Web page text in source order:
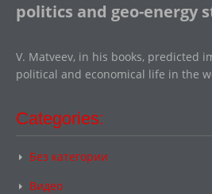
politics and geo-energy
V. Matveev, in his books, predicted
political and economical life in the
Categories:
Без категории
Видео